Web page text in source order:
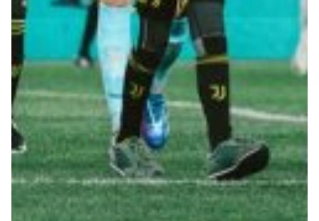
Kids
Accessori
Party
Outlet
Caffè Boasi x Genoa